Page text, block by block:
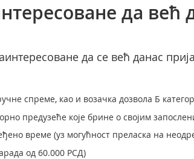
да већ
да се већ данас
спреме, као и возачка дозвола Б
предузеће које брине о својим
време (уз могућност преласка на
од 60.000 РСД)